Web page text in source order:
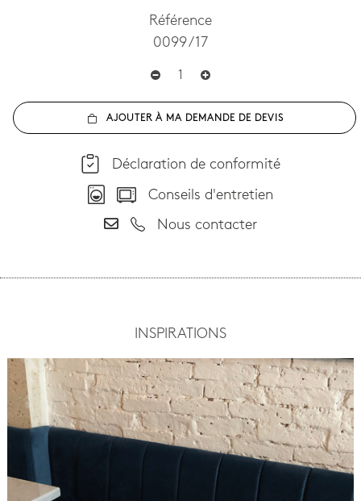
Référence
0099 / 17
AJOUTER À MA DEMANDE DE DEVIS
Déclaration de conformité
Conseils d'entretien
Nous contacter
INSPIRATIONS